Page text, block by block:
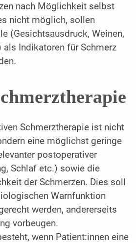
nach Möglichkeit selbst
nicht möglich, sollen
(Gesichtsausdruck, Weinen,
als Indikatoren für Schmerz
Schmerztherapie ist nicht
eine möglichst geringe
postoperativer
Schlaf etc.) sowie die
der Schmerzen. Dies soll
Warnfunktion
werden, andererseits
vorbeugen.
wenn Patient:innen eine